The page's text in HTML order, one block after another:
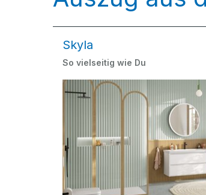
Skyla
So vielseitig wie Du